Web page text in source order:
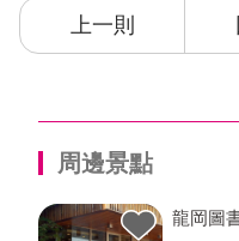
上一則
周邊景點
龍岡圖